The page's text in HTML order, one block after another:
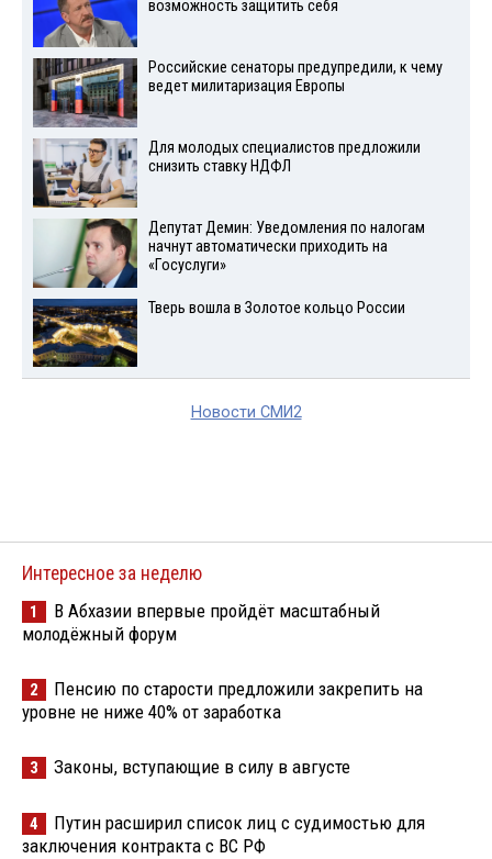
возможность защитить себя
Российские сенаторы предупредили, к чему
ведет милитаризация Европы
Для молодых специалистов предложили
снизить ставку НДФЛ
Депутат Демин: Уведомления по налогам
начнут автоматически приходить на
«Госуслуги»
Тверь вошла в Золотое кольцо России
Новости СМИ2
Интересное за неделю
1
В Абхазии впервые пройдёт масштабный
молодёжный форум
2
Пенсию по старости предложили закрепить на
уровне не ниже 40% от заработка
3 Законы, вступающие в силу в августе
4
Путин расширил список лиц с судимостью для
заключения контракта с ВС РФ